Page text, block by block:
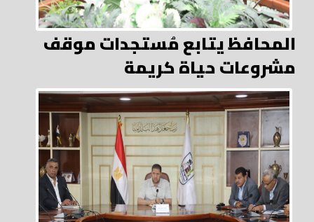
المحافظ يتابع مُستجدات موقف
مشروعات حياة كريمة